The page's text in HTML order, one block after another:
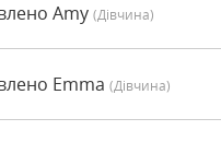
Amy (дівчина)
Emma (дівчина)